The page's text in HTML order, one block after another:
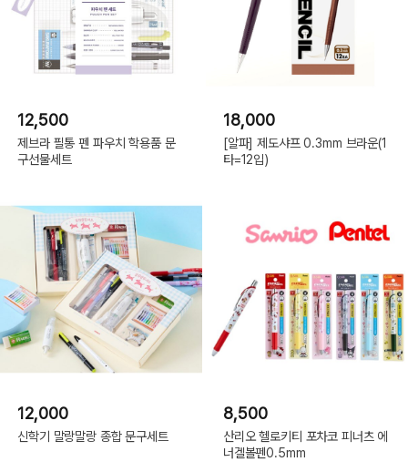
12,500
제브라 필통 펜 파우치 학용품 문
구선물세트
18,000
[알파] 제도샤프 0.3mm 브라운(1
타=12입)
12,000
신학기 말랑말랑 종합 문구세트
8,500
산리오 헬로키티 포차코 피너츠 에
너겔볼펜0.5mm